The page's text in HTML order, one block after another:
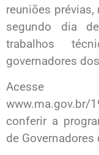
reuniões
segundo dia
trabalhos
governadores
conferir a
de